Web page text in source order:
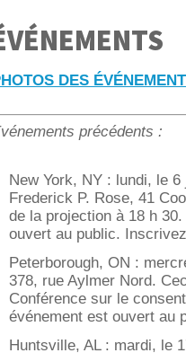
DES
précédents :
New York, NY : lundi, le
Frederick P. Rose, 41
de la projection à 18 h
ouvert au public.
Peterborough, ON :
378, rue Aylmer Nord.
Conférence sur le
événement est ouvert au
Huntsville, AL : mardi, le